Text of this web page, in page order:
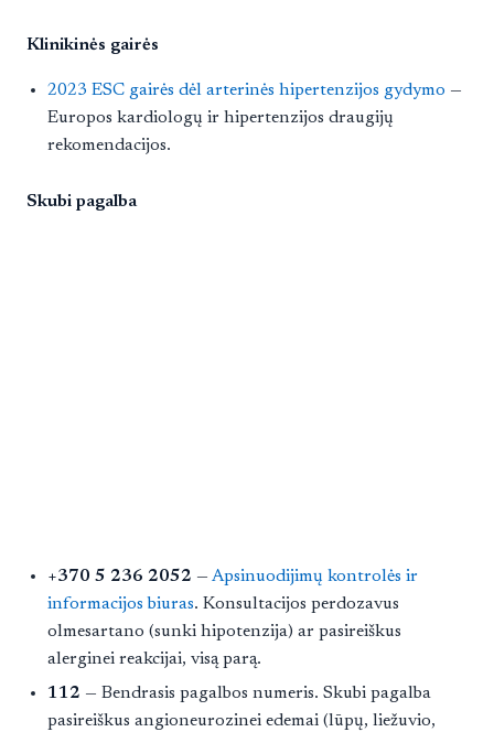
Klinikinės gairės
2023 ESC gairės dėl arterinės hipertenzijos gydymo —
Europos kardiologų ir hipertenzijos draugijų
rekomendacijos.
Skubi pagalba
+370 5 236 2052 —Apsinuodijimų kontrolės ir
informacijos biuras. Konsultacijos perdozavus
olmesartano (sunki hipotenzija) ar pasireiškus
alerginei reakcijai, visą parą.
112 — Bendrasis pagalbos numeris. Skubi pagalba
pasireiškus angioneurozinei edemai (lūpų, liežuvio,